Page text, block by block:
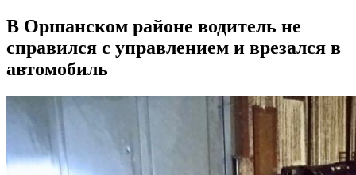
В Оршанском районе водитель не
справился с управлением и врезался в
автомобиль